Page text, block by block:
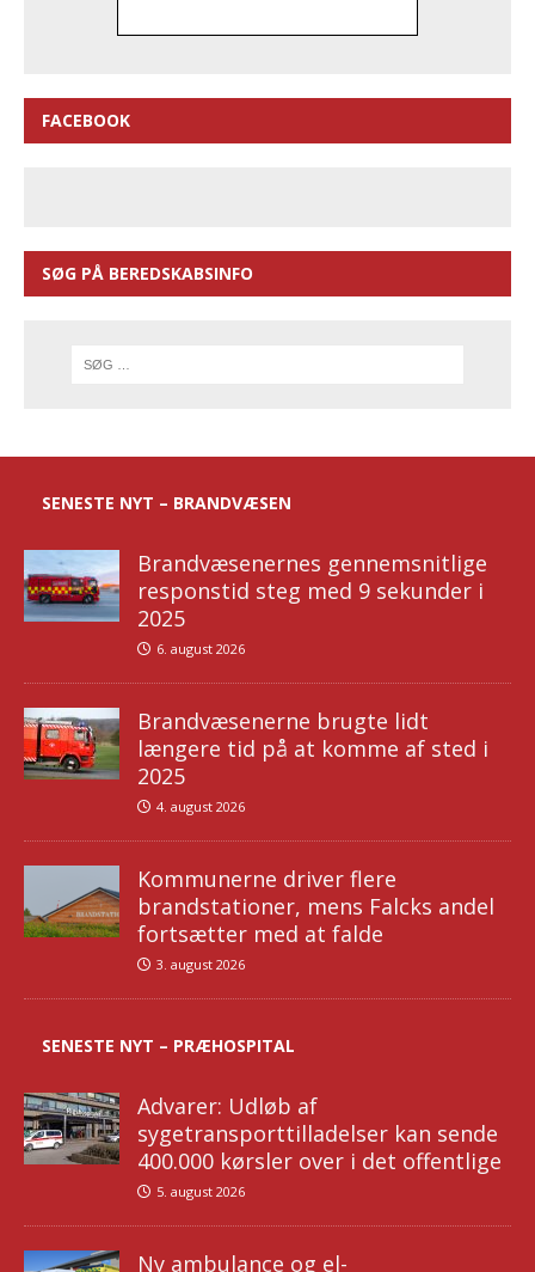
FACEBOOK
SØG PÅ BEREDSKABSINFO
SENESTE NYT – BRANDVÆSEN
Brandvæsenernes gennemsnitlige
responstid steg med 9 sekunder i
2025
6. august 2026
Brandvæsenerne brugte lidt
længere tid på at komme af sted i
2025
4. august 2026
Kommunerne driver flere
brandstationer, mens Falcks andel
fortsætter med at falde
3. august 2026
SENESTE NYT – PRÆHOSPITAL
Advarer: Udløb af
sygetransporttilladelser kan sende
400.000 kørsler over i det offentlige
5. august 2026
Ny ambulance og el-